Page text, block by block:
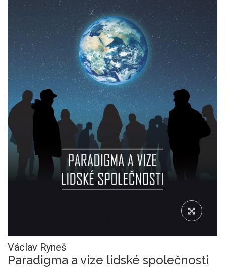
Václav Ryneš
Paradigma a vize lidské společnosti